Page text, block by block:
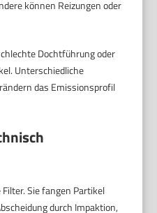
können Reizungen oder
Dochtführung oder
Unterschiedliche
das Emissionsprofil
Sie fangen Partikel
durch Impaktion,